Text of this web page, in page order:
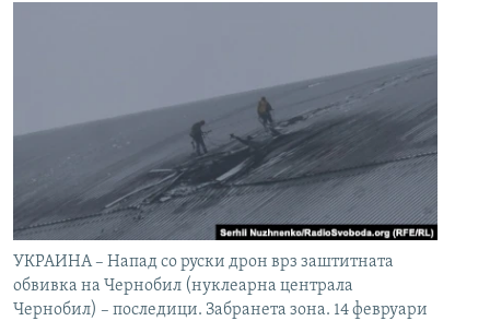
УКРАИНА – Напад со руски дрон врз заштитната
обвивка на Чернобил (нуклеарна централа
Чернобил) – последици. Забранета зона. 14 февруари